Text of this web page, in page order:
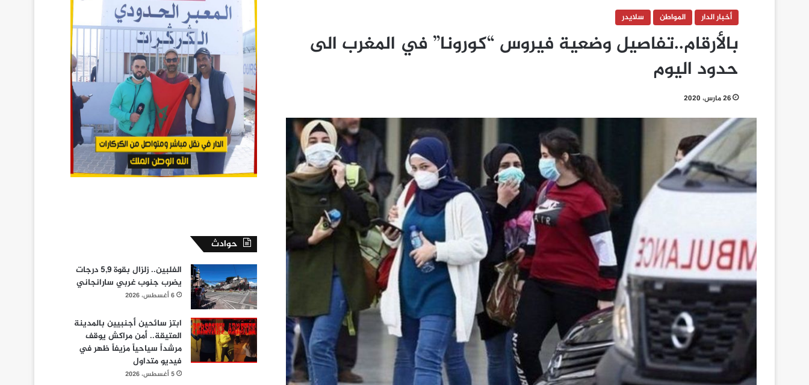
أخبار الدار
المواطن سلايدر
بالأرقام..تفاصيل وضعية فيروس “كورونا” في المغرب الى
حدود اليوم
26 مارس، 2020
حوادث
الفلبين.. زلزال بقوة 5,9 درجات
يضرب جنوب غربي سارانجاني
6 أغسطس، 2026
ابتز سائحين أجنبيين بالمدينة
العتيقة.. أمن مراكش يوقف
مرشداً سياحياً مزيفاً ظهر في
فيديو متداول
5 أغسطس، 2026